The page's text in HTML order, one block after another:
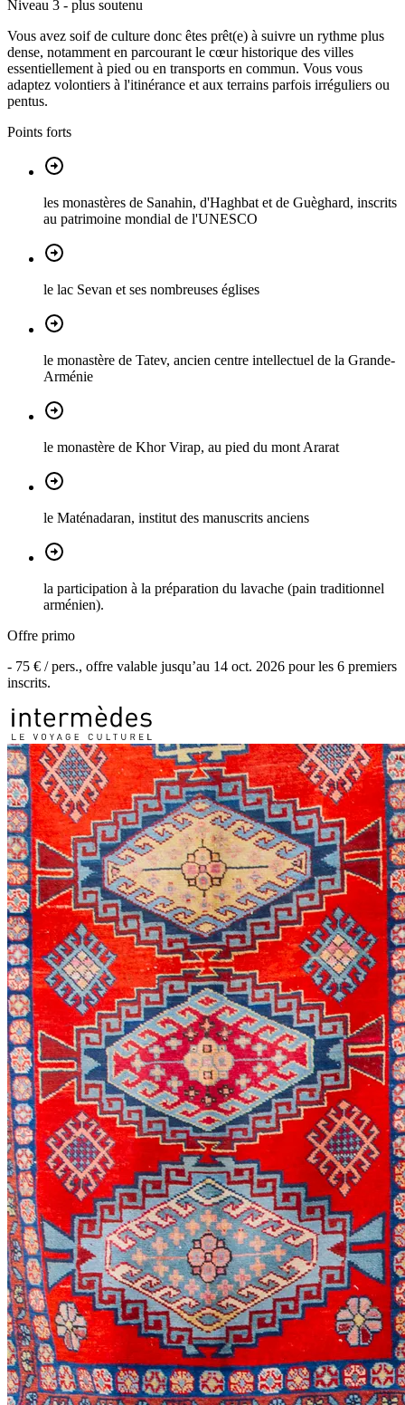
Niveau 3 - plus soutenu
Vous avez soif de culture donc êtes prêt(e) à suivre un rythme plus
dense, notamment en parcourant le cœur historique des villes
essentiellement à pied ou en transports en commun. Vous vous
adaptez volontiers à l'itinérance et aux terrains parfois irréguliers ou
pentus.
Points forts
les monastères de Sanahin, d'Haghbat et de Guèghard, inscrits
au patrimoine mondial de l'UNESCO
le lac Sevan et ses nombreuses églises
le monastère de Tatev, ancien centre intellectuel de la Grande-
Arménie
le monastère de Khor Virap, au pied du mont Ararat
le Maténadaran, institut des manuscrits anciens
la participation à la préparation du lavache (pain traditionnel
arménien).
Offre primo
- 75 € / pers., offre valable jusqu’au 14 oct. 2026 pour les 6 premiers
inscrits.